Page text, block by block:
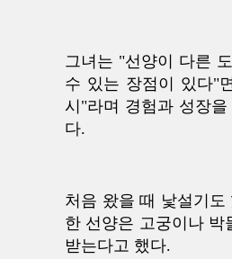
그녀는 "선양이 다른
수 있는 장점이 있다"
시"라며 경험과 성장
다.
처음 왔을 때 낯설기
한 선양은 고궁이나
받는다고 했다.